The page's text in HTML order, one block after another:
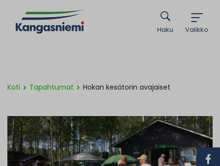
Valikko
Haku
Koti Tapahtumat Hokan kesätorin avajaiset